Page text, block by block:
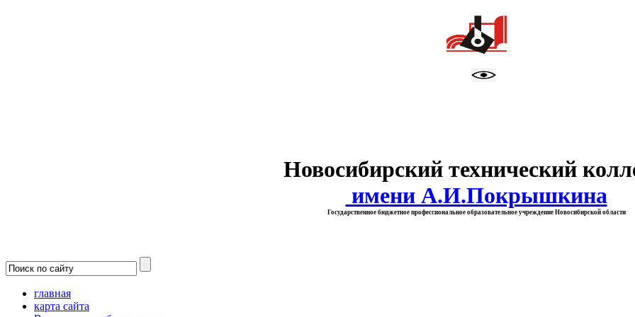
Новосибирский технический
имени А.И.Покрышкина
Государственное бюджетное профессиональное образовательное учреждение Новосибирской области
главная
карта сайта